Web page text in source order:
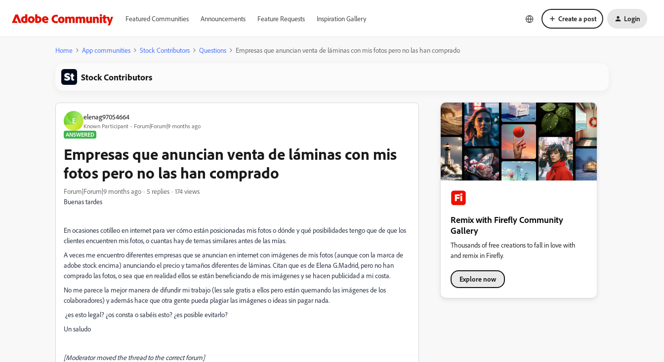
Featured Communities Announcements Feature Requests Inspiration Gallery Create a post Login
Home App communities Stock Contributors Questions Empresas que anuncian venta de láminas con mis fotos pero no las han comprado
Stock Contributors
E elenag97054664
Known Participant
Forum|Forum|9 months ago
ANSWERED
Empresas que anuncian venta de láminas con mis
fotos pero no las han comprado
Forum|Forum|9 months ago 5 replies
174 views
Buenas tardes
En ocasiones cotilleo en internet para ver cómo están posicionadas mis fotos o dónde y qué posibilidades tengo que de que los
clientes encuentren mis fotos, o cuantas hay de temas similares antes de las mías.
A veces me encuentro diferentes empresas que se anuncian en internet con imágenes de mis fotos (aunque con la marca de
adobe stock encima) anunciando el precio y tamaños diferentes de láminas. Citan que es de Elena G.Madrid, pero no han
comprado las fotos, o sea que en realidad ellos se están beneficiando de mis imágenes y se hacen publicidad a mi costa.
No me parece la mejor manera de difundir mi trabajo (les sale gratis a ellos pero están quemando las imágenes de los
colaboradores) y además hace que otra gente pueda plagiar las imágenes o ideas sin pagar nada.
¿es esto legal? ¿os consta o sabéis esto? ¿es posible evitarlo?
Un saludo
[Moderator moved the thread to the correct forum]
Remix with Firefly Community
Gallery
Thousands of free creations to fall in love with
and remix in Firefly.
Explore now